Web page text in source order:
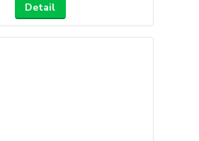
Detail